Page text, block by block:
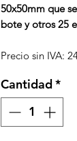
50x50mm que
bote y otros 25
Precio sin IVA:
Cantidad*